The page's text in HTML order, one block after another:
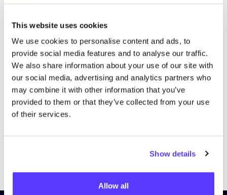
This website uses cookies
We use cookies to personalise content and ads, to
provide social media features and to analyse our traffic.
We also share information about your use of our site with
our social media, advertising and analytics partners who
may combine it with other information that you’ve
provided to them or that they’ve collected from your use
of their services.
Show details
Allow all
PreviousNext